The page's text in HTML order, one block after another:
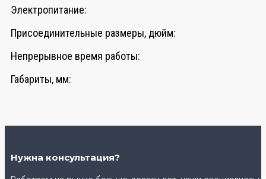
Электропитание:
Присоединительные размеры, дюйм:
Непрерывное время работы:
Габариты, мм:
Нужна консультация?